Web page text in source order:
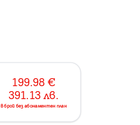
199.98 €
391.13 лв.
в брой без абонаментен план